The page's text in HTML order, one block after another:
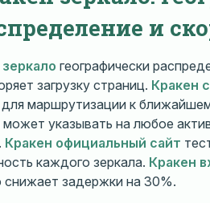
и
географически
загрузку страниц. Кракен
маршрутизации к
может указывать на любое
Кракен официальный сайт
каждого зеркала. Кракен
снижает задержки на 30%.